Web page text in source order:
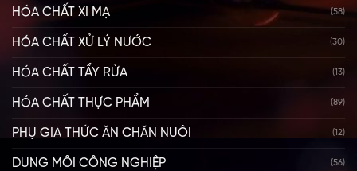
HÓA CHẤT XI MẠ (58)
HÓA CHẤT XỬ LÝ NƯỚC (30)
HÓA CHẤT TẨY RỬA (13)
HÓA CHẤT THỰC PHẨM (89)
PHỤ GIA THỨC ĂN CHĂN NUÔI (12)
DUNG MÔI CÔNG NGHIỆP (56)